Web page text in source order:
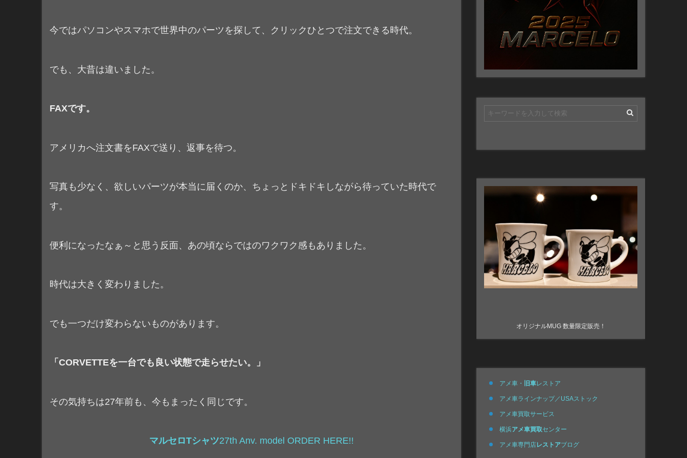
今ではパソコンやスマホで世界中のパーツを探して、クリックひとつで注文できる時代。
でも、大昔は違いました。
FAXです。
アメリカへ注文書をFAXで送り、返事を待つ。
写真も少なく、欲しいパーツが本当に届くのか、ちょっとドキドキしながら待っていた時代で
す。
便利になったなぁ～と思う反面、あの頃ならではのワクワク感もありました。
時代は大きく変わりました。
でも一つだけ変わらないものがあります。
「CORVETTEを一台でも良い状態で走らせたい。」
その気持ちは27年前も、今もまったく同じです。
マルセロTシャツ27th Anv. model ORDER HERE!!
オリジナルMUG 数量限定販売！
アメ車・ 旧車レストア
アメ車ラインナップ／USAストック
アメ車買取サービス
横浜アメ車買取センター
アメ車専門店レストアブログ